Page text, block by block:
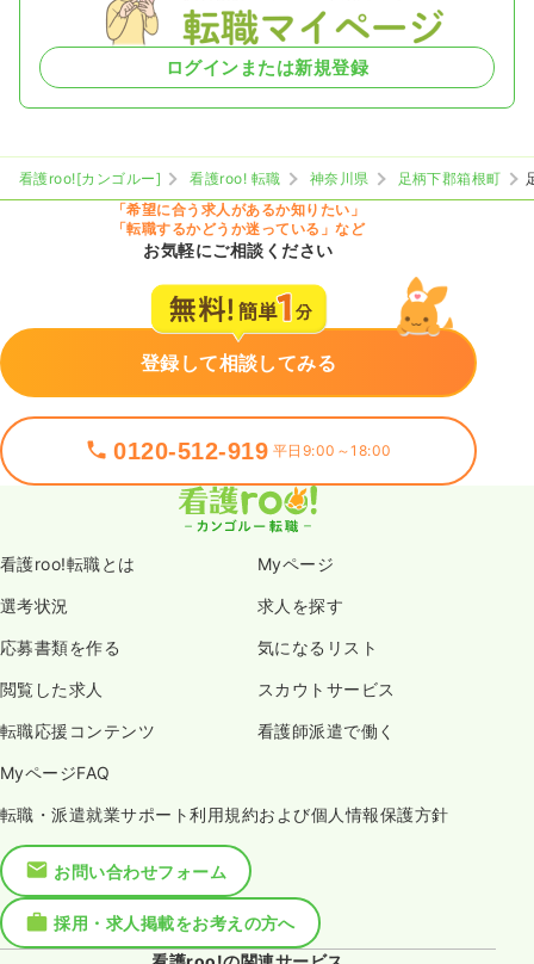
ログインまたは新規登録
看護roo![カンゴルー] 看護roo! 転職 神奈川県 足柄下郡箱根町
「希望に合う求人があるか知りたい」
「転職するかどうか迷っている」など
お気軽にご相談ください
登録して相談してみる
0120-512-919 平日9:00～18:00
看護roo!転職とは Myページ
選考状況 求人を探す
応募書類を作る 気になるリスト
閲覧した求人 スカウトサービス
転職応援コンテンツ 看護師派遣で働く
MyページFAQ
転職・派遣就業サポート利用規約および個人情報保護方針
お問い合わせフォーム
採用・求人掲載をお考えの方へ